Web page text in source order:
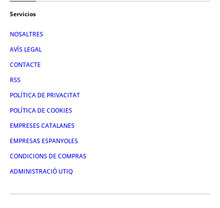
Servicios
NOSALTRES
AVÍS LEGAL
CONTACTE
RSS
POLÍTICA DE PRIVACITAT
POLÍTICA DE COOKIES
EMPRESES CATALANES
EMPRESAS ESPANYOLES
CONDICIONS DE COMPRAS
ADMINISTRACIÓ UTIQ